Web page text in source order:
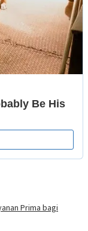
Prima bagi